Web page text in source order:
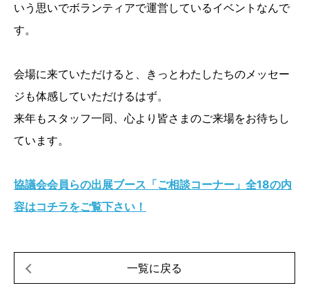
いう思いでボランティアで運営しているイベントなんで
す。
会場に来ていただけると、きっとわたしたちのメッセー
ジも体感していただけるはず。
来年もスタッフ一同、心より皆さまのご来場をお待ちし
ています。
協議会会員らの出展ブース「ご相談コーナー」全18の内
容はコチラをご覧下さい！
一覧に戻る